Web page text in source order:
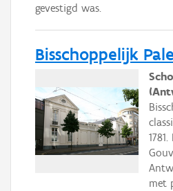
gevestigd was.
Bisschoppelijk
met